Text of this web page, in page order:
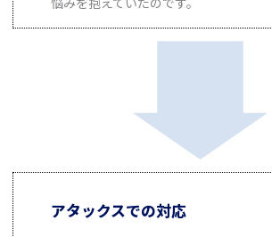
アタックスでの対応